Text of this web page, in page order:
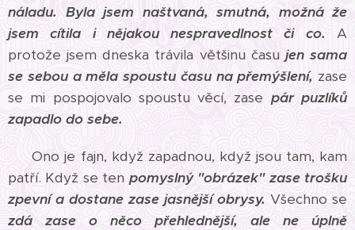
náladu. Byla jsem naštvaná, smutná, možná že
jsem cítila i nějakou nespravedlnost či co. A
protože jsem dneska trávila většinu času jen sama
se sebou a měla spoustu času na přemýšlení, zase
se mi pospojovalo spoustu věcí, zase pár puzlíků
zapadlo do sebe.
Ono je fajn, když zapadnou, když jsou tam, kam
patří. Když se ten pomyslný "obrázek" zase trošku
zpevní a dostane zase jasnější obrysy. Všechno se
zdá zase o něco přehlednější, ale ne úplně